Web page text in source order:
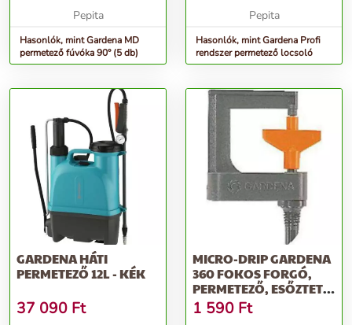
Pepita
Hasonlók, mint Gardena MD
permetező fúvóka 90° (5 db)
Pepita
Hasonlók, mint Gardena Profi
rendszer permetező locsoló
GARDENA HÁTI
PERMETEZŐ 12L - KÉK
37 090 Ft
MICRO-DRIP GARDENA
360 FOKOS FORGÓ,
PERMETEZŐ, ESŐZTETŐ
(2 DB)
1 590 Ft